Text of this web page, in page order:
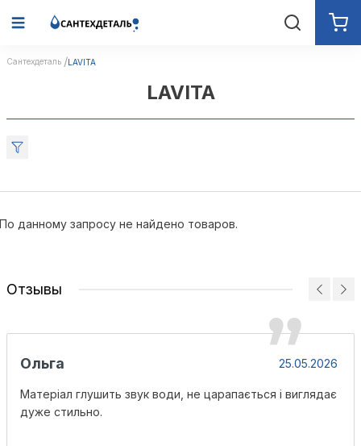
Сантехдеталь LAVITA
LAVITA
По данному запросу не найдено товаров.
Отзывы
Ольга 25.05.2026
Матеріал глушить звук води, не царапається і виглядає
дуже стильно.